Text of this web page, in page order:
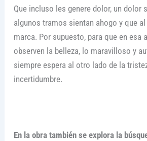
Que incluso les genere dolor, un dolor
algunos tramos sientan ahogo y que
marca. Por supuesto, para que en esa
observen la belleza, lo maravilloso y
siempre espera al otro lado de la
incertidumbre.
En la obra también se explora la